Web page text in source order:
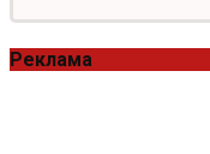
Реклама